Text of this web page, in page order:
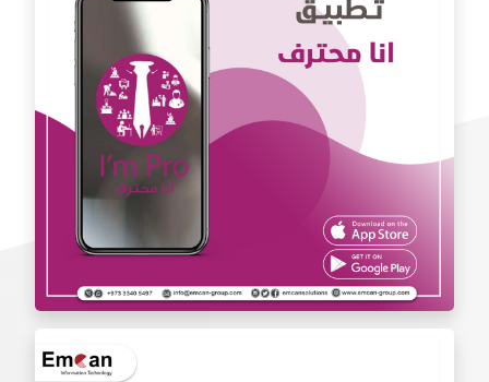
تطبيق الدكتور يوسف المشعل